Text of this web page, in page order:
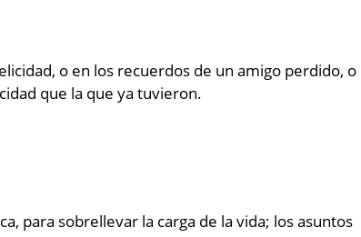
o en los recuerdos de un amigo perdido, o
que la que ya tuvieron.
para sobrellevar la carga de la vida; los asuntos